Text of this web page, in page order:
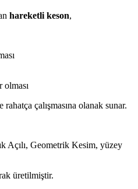
hareketli keson,
olması
çalışmasına olanak sunar.
Açılı, Geometrik Kesim, yüzey
üretilmiştir.